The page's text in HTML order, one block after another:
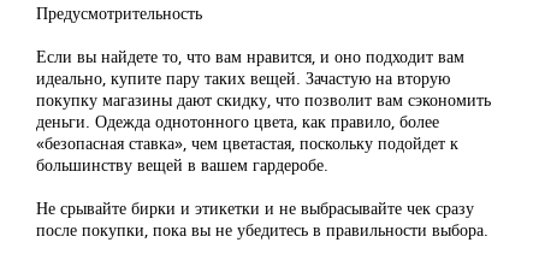
Предусмотрительность
Если вы найдете то, что вам нравится, и оно подходит вам
идеально, купите пару таких вещей. Зачастую на вторую
покупку магазины дают скидку, что позволит вам сэкономить
деньги. Одежда однотонного цвета, как правило, более
«безопасная ставка», чем цветастая, поскольку подойдет к
большинству вещей в вашем гардеробе.
Не срывайте бирки и этикетки и не выбрасывайте чек сразу
после покупки, пока вы не убедитесь в правильности выбора.